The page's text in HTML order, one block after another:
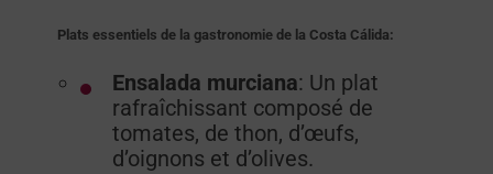
Plats essentiels de la gastronomie de la Costa Cálida:
Ensalada murciana: Un plat
rafraîchissant composé de
tomates, de thon, d’œufs,
d’oignons et d’olives.